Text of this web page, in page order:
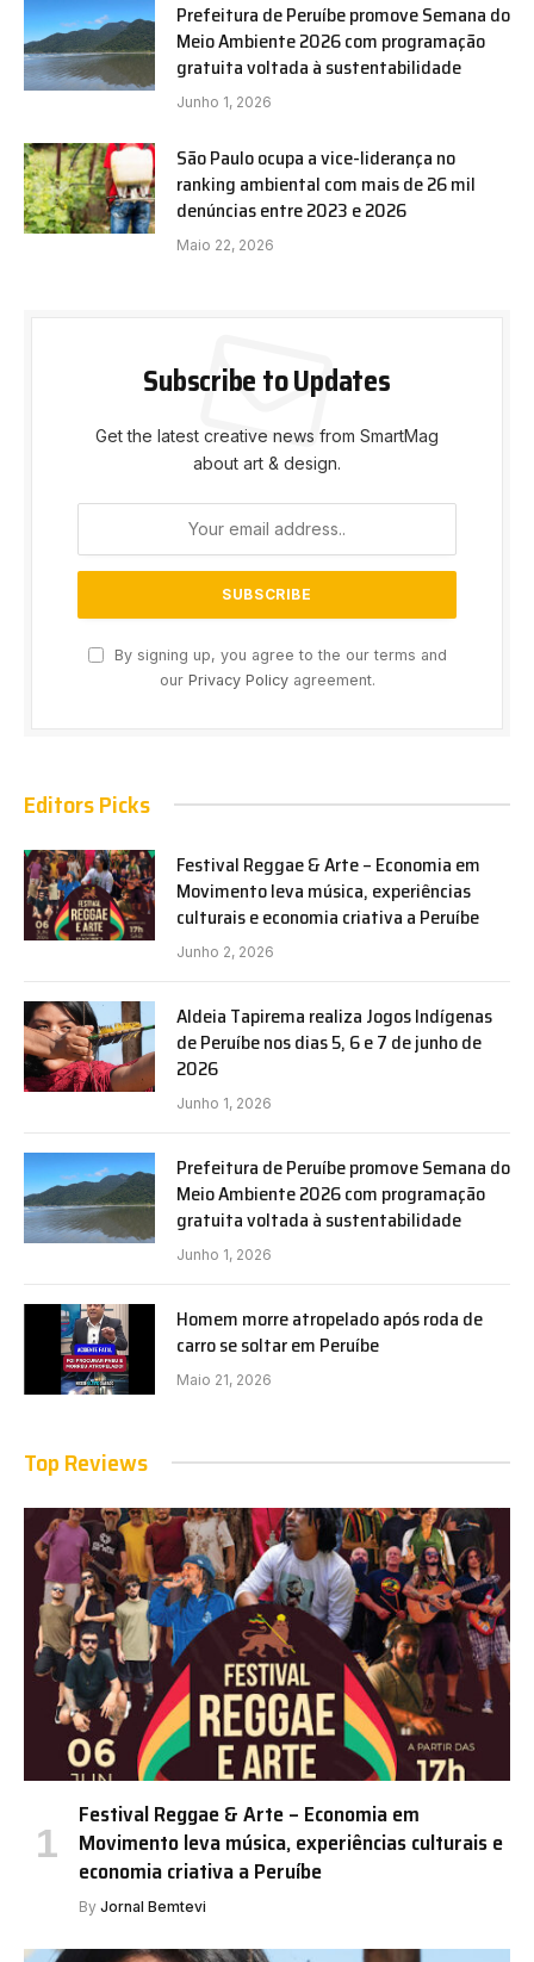
Prefeitura de Peruíbe promove Semana do
Meio Ambiente 2026 com programação
gratuita voltada à sustentabilidade
Junho 1, 2026
São Paulo ocupa a vice-liderança no
ranking ambiental com mais de 26 mil
denúncias entre 2023 e 2026
Maio 22, 2026
Subscribe to Updates
Get the latest creative news from SmartMag
about art & design.
By signing up, you agree to the our terms and
our Privacy Policyagreement.
Editors Picks
Festival Reggae & Arte – Economia em
Movimento leva música, experiências
culturais e economia criativa a Peruíbe
Junho 2, 2026
Aldeia Tapirema realiza Jogos Indígenas
de Peruíbe nos dias 5, 6 e 7 de junho de
2026
Junho 1, 2026
Prefeitura de Peruíbe promove Semana do
Meio Ambiente 2026 com programação
gratuita voltada à sustentabilidade
Junho 1, 2026
Homem morre atropelado após roda de
carro se soltar em Peruíbe
Maio 21, 2026
Top Reviews
Festival Reggae & Arte – Economia em
Movimento leva música, experiências culturais e
economia criativa a Peruíbe
By Jornal Bemtevi